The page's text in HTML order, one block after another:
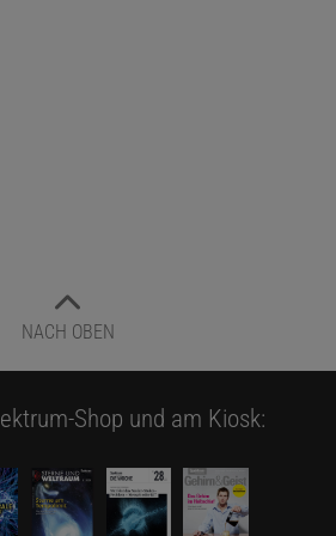
der als »Tor zum Bewusstsein«
weiterleitet. Auch die Inselrinde trägt
eruiert. Die Aktivität dieser Areale
Reizdarmsyndrom bedingt oder ob
ist, lässt sich anhand der Daten
NACH OBEN
Shop und am Kiosk: